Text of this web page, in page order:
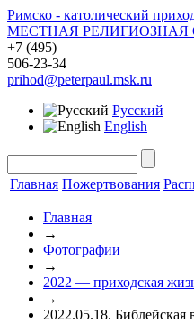
Римско - католический
МЕСТНАЯ РЕЛИГИОЗНАЯ
+7 (495)
506-23-34
prihod@peterpaul.msk.ru
Русский
English
Главная Пожертвования
Главная
→
Фотографии
→
2022 — приходская
→
2022.05.18. Библейская